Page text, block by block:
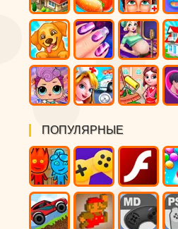
ПОПУЛЯРНЫЕ